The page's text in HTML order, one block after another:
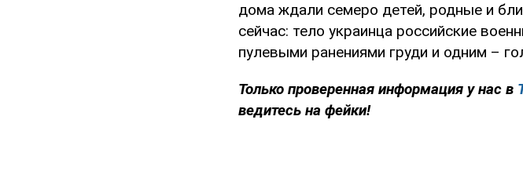
дома ждали семеро детей, родные и
сейчас: тело украинца российские
пулевыми ранениями груди и одним –
Только проверенная информация у нас в
ведитесь на фейки!